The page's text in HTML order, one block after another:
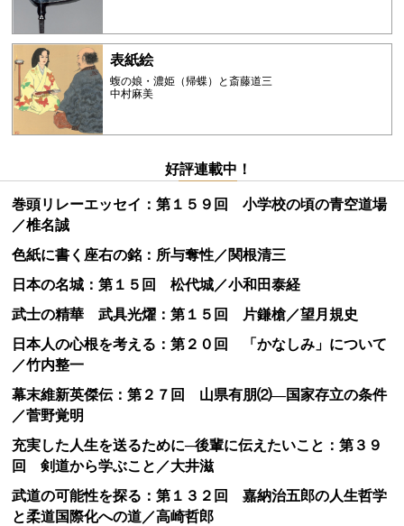
表紙絵
蝮の娘・濃姫（帰蝶）と斎藤道三
中村麻美
好評連載中！
巻頭リレーエッセイ：第１５９回 小学校の頃の青空道場
／椎名誠
色紙に書く座右の銘：所与奪性／関根清三
日本の名城：第１５回 松代城／小和田泰経
武士の精華 武具光燿：第１５回 片鎌槍／望月規史
日本人の心根を考える：第２０回 「かなしみ」について
／竹内整一
幕末維新英傑伝：第２７回 山県有朋⑵―国家存立の条件
／菅野覚明
充実した人生を送るために─後輩に伝えたいこと：第３９
回 剣道から学ぶこと／大井滋
武道の可能性を探る：第１３２回 嘉納治五郎の人生哲学
と柔道国際化への道／高崎哲郎